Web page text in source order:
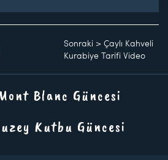
Sonraki >Çaylı Kahveli
Kurabiye Tarifi Video
Blanc Güncesi
Kutbu Güncesi